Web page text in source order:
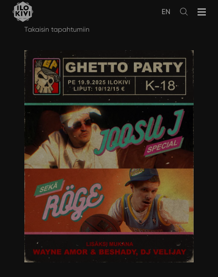
Avaa
EN
Takaisin tapahtumiin